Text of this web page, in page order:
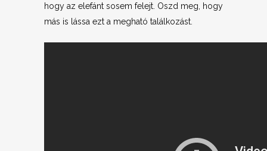
hogy az elefánt sosem felejt. Oszd meg, hogy
más is lássa ezt a megható találkozást.